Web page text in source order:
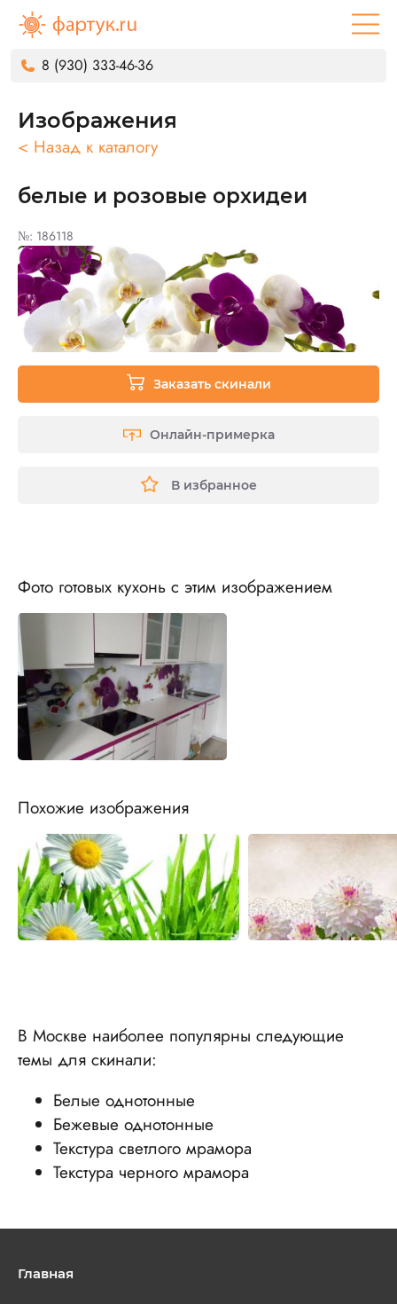
8 (930) 333-46-36
Изображения
< Назад к каталогу
белые и розовые орхидеи
№: 186118
Заказать скинали
Онлайн-примерка
В избранное
Фото готовых кухонь с этим изображением
Похожие изображения
В Москве наиболее популярны следующие
темы для скинали:
Белые однотонные
Бежевые однотонные
Текстура светлого мрамора
Текстура черного мрамора
Главная